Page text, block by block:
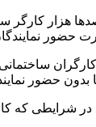
هزار کارگر
حضور
بدون حضور
شرایطی که